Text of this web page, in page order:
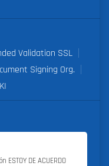
Validation SSL
Signing Org.
DE ACUERDO